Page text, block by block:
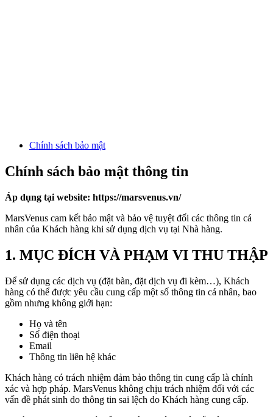
Chính sách bảo mật
Chính sách bảo mật thông tin
Áp dụng tại website: https://marsvenus.vn/
MarsVenus cam kết bảo mật và bảo vệ tuyệt đối các thông tin cá
nhân của Khách hàng khi sử dụng dịch vụ tại Nhà hàng.
1. MỤC ĐÍCH VÀ PHẠM VI THU THẬP
Để sử dụng các dịch vụ (đặt bàn, đặt dịch vụ đi kèm…), Khách
hàng có thể được yêu cầu cung cấp một số thông tin cá nhân, bao
gồm nhưng không giới hạn:
Họ và tên
Số điện thoại
Email
Thông tin liên hệ khác
Khách hàng có trách nhiệm đảm bảo thông tin cung cấp là chính
xác và hợp pháp. MarsVenus không chịu trách nhiệm đối với các
vấn đề phát sinh do thông tin sai lệch do Khách hàng cung cấp.